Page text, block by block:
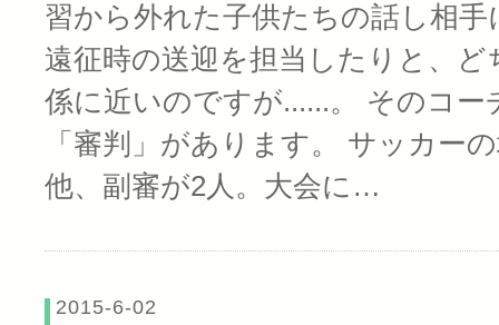
習から外れた子供たちの話し相
遠征時の送迎を担当したりと、
係に近いのですが......。 そのコ
「審判」があります。 サッカー
他、副審が2人。大会に…
2015-6-02